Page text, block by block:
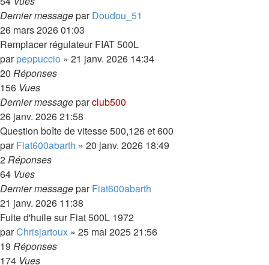
Dernier messageparDoudou_51
26 mars 2026 01:03
Remplacer régulateur FIAT 500L
parpeppuccio » 21 janv. 2026 14:34
20 Réponses
156 Vues
Dernier messageparclub500
26 janv. 2026 21:58
Question boîte de vitesse 500,126 et 600
parFiat600abarth » 20 janv. 2026 18:49
2Réponses
64 Vues
Dernier messageparFiat600abarth
21 janv. 2026 11:38
Fuite d'huile sur Fiat 500L 1972
parChrisjartoux » 25 mai 2025 21:56
19 Réponses
174 Vues